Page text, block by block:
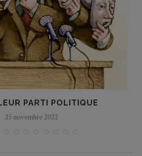
PARTI POLITIQUE
25 novembre 2022